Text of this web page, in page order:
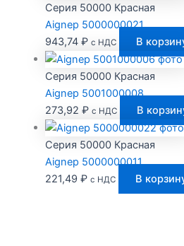
Серия 50000 Красная
Aignep 5000000021
943,74 ₽ с НДС В
Серия 50000 Красная
Aignep 5001000008
273,92 ₽ с НДС В
Серия 50000 Красная
Aignep 5000000011
221,49 ₽ с НДС В